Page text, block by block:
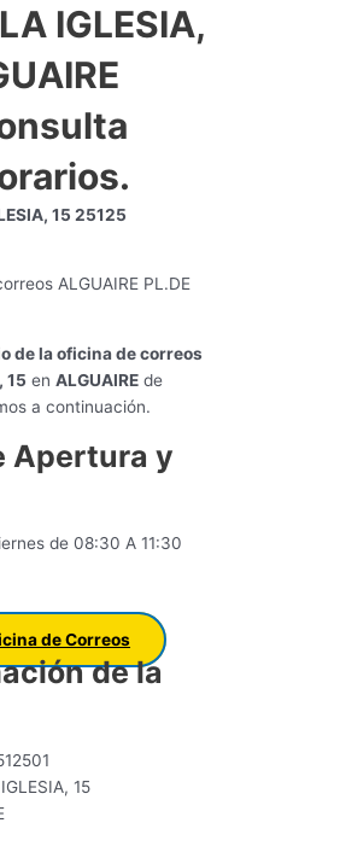
IGLESIA,
15 25125
de la oficina de correos
15 enALGUAIRE de
a continuación.
Apertura y
de 08:30 A 11:30
de Correos
de la
15